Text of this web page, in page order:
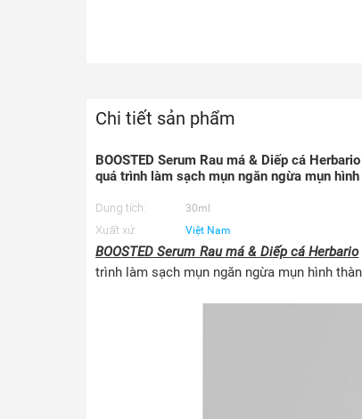
Chi tiết sản phẩm
BOOSTED Serum Rau má & Diếp cá
quá trình làm sạch mụn ngăn ngừa mụn
Dung tích: 30ml
Xuất xứ: Việt Nam
BOOSTED Serum Rau má & Diếp cá Herbario
trình làm sạch mụn ngăn ngừa mụn hình